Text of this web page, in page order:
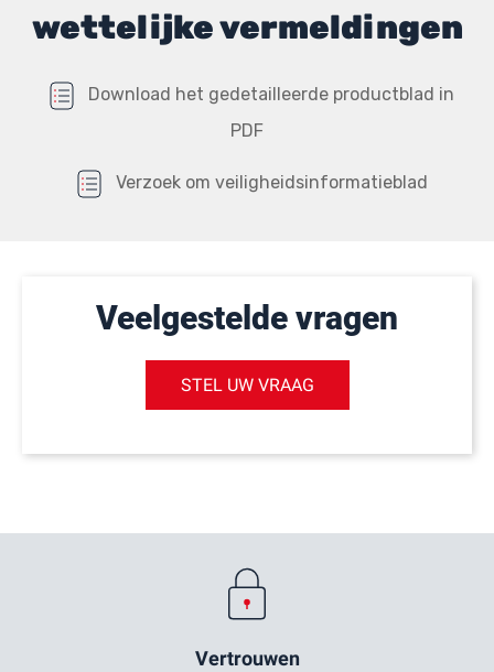
wettelijke vermeldingen
Download het gedetailleerde productblad in
PDF
Verzoek om veiligheidsinformatieblad
Veelgestelde vragen
STEL UW VRAAG
Vertrouwen